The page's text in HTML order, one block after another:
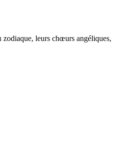
zodiaque, leurs chœurs angéliques,